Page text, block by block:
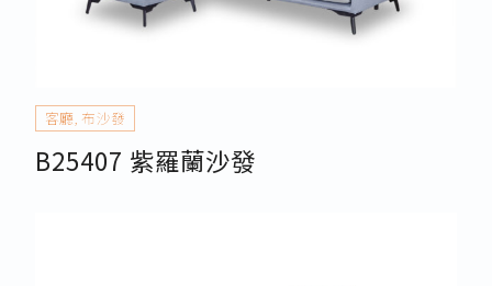
客廳,布沙發
B25407 紫羅蘭沙發